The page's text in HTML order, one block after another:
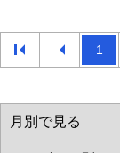
1